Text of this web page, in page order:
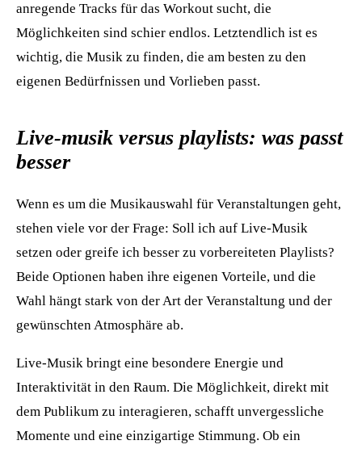
anregende Tracks für das Workout sucht, die
Möglichkeiten sind schier endlos. Letztendlich ist es
wichtig, die Musik zu finden, die am besten zu den
eigenen Bedürfnissen und Vorlieben passt.
Live-musik versus playlists: was passt
besser
Wenn es um die Musikauswahl für Veranstaltungen geht,
stehen viele vor der Frage: Soll ich auf Live-Musik
setzen oder greife ich besser zu vorbereiteten Playlists?
Beide Optionen haben ihre eigenen Vorteile, und die
Wahl hängt stark von der Art der Veranstaltung und der
gewünschten Atmosphäre ab.
Live-Musik bringt eine besondere Energie und
Interaktivität in den Raum. Die Möglichkeit, direkt mit
dem Publikum zu interagieren, schafft unvergessliche
Momente und eine einzigartige Stimmung. Ob ein